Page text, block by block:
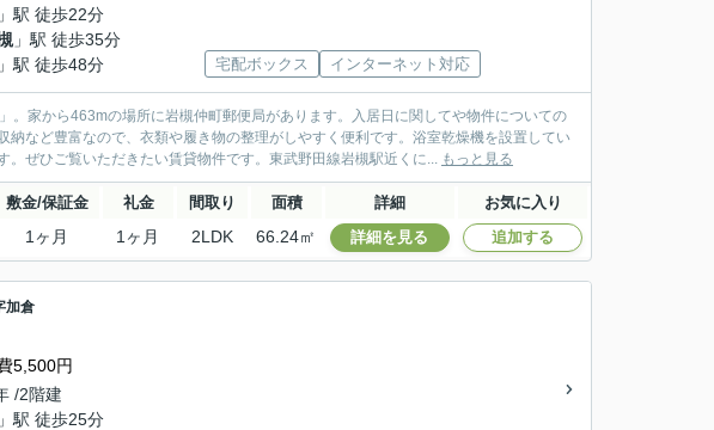
」駅 徒歩22分
」駅 徒歩35分
」駅 徒歩48分 宅配ボックス インターネット対応
。家から463mの場所に岩槻仲町郵便局があります。入居日に関してや物件についての
など豊富なので、衣類や履き物の整理がしやすく便利です。浴室乾燥機を設置してい
ぜひご覧いただきたい賃貸物件です。東武野田線岩槻駅近くに... もっと見る
敷金/保証金 礼金 間取り 面積 詳細 お気に入り
1ヶ月 1ヶ月 2LDK 66.24㎡ 詳細を見る 追加する
加倉
5,500円
/2階建
」駅 徒歩25分